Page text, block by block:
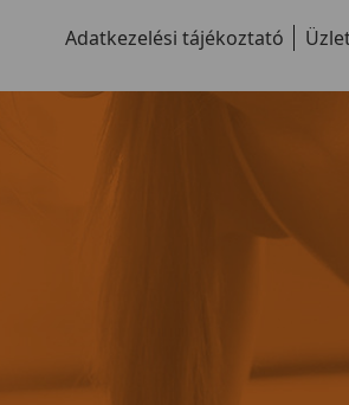
Adatkezelési tájékoztató